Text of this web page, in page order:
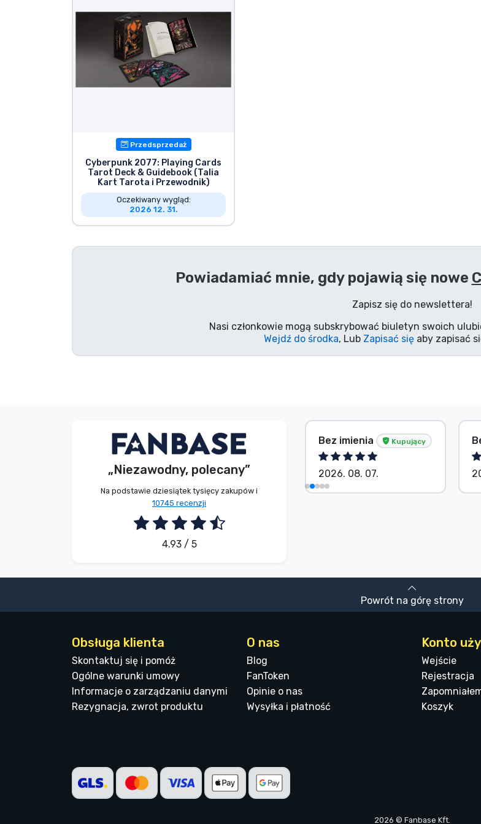
Przedsprzedaż
Cyberpunk 2077: Playing Cards
Tarot Deck & Guidebook (Talia
Kart Tarota i Przewodnik)
Oczekiwany wygląd:
2026 12. 31.
Powiadamiać mnie, gdy pojawią się nowe
Zapisz się do newslettera!
Nasi członkowie mogą subskrybować biuletyn swoich
Wejdź do środka, Lub Zapisać się aby zapisać
„Niezawodny, polecany”
Na podstawie dziesiątek tysięcy zakupów i
10745 recenzji
4.93 / 5
Bez imienia Kupujący
2026. 08. 08.
Bez imienia Kupujący
2026. 08. 07.
Powrót na górę strony
Obsługa klienta
Skontaktuj się i pomóż
Ogólne warunki umowy
Informacje o zarządzaniu danymi
Rezygnacja, zwrot produktu
O nas
Blog
FanToken
Opinie o nas
Wysyłka i płatność
Konto
Wejście
Rejestracja
Koszyk
2026 © Fanbase Kft.
Rzeczy filmowe
Wspaniałe rzeczy
Rzeczy dla graczy
Rzeczy sportowe
Rzeczy muzyczne